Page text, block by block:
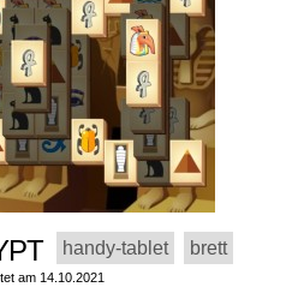
handy-tablet brett
am 14.10.2021